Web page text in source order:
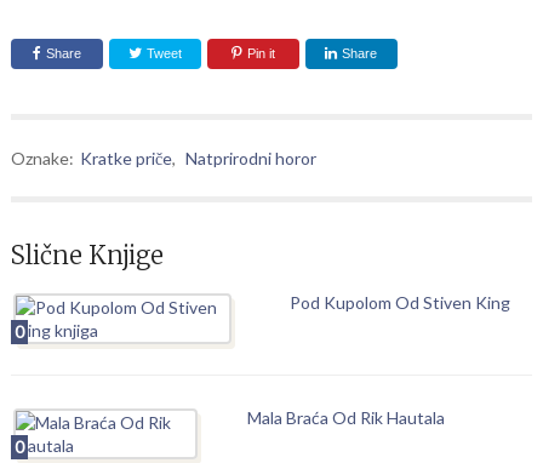
Share Tweet Pin it Share
Oznake: Kratke priče, Natprirodni horor
Slične Knjige
0
Pod Kupolom Od Stiven King
0
Mala Braća Od Rik Hautala